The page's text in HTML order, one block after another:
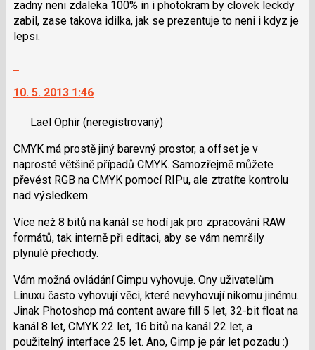
zadny neni zdaleka 100% in i photokram by clovek leckdy
zabil, zase takova idilka, jak se prezentuje to neni i kdyz je
lepsi.
další
názor.
navigaci
lze
použít
klávesy
N
pro
a
P
pro
předchozí
nový
10. 5. 2013 1:46
Lael Ophir (neregistrovaný)
CMYK má prostě jiný barevný prostor, a offset je v
naprosté většině případů CMYK. Samozřejmě můžete
převést RGB na CMYK pomocí RIPu, ale ztratíte kontrolu
nad výsledkem.
Více než 8 bitů na kanál se hodí jak pro zpracování RAW
formátů, tak interně při editaci, aby se vám nemršily
plynulé přechody.
Vám možná ovládání Gimpu vyhovuje. Ony uživatelům
Linuxu často vyhovují věci, které nevyhovují nikomu jinému.
Jinak Photoshop má content aware fill 5 let, 32-bit float na
kanál 8 let, CMYK 22 let, 16 bitů na kanál 22 let, a
použitelný interface 25 let. Ano, Gimp je pár let pozadu :)